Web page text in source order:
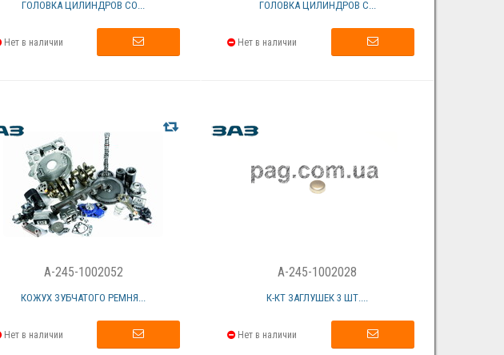
ГОЛОВКА ЦИЛИНДРОВ СО...
Нет в наличии
ГОЛОВКА ЦИЛИНДРОВ С...
Нет в наличии
A-245-1002052
КОЖУХ ЗУБЧАТОГО РЕМНЯ...
Нет в наличии
A-245-1002028
К-КТ ЗАГЛУШЕК 3 ШТ....
Нет в наличии